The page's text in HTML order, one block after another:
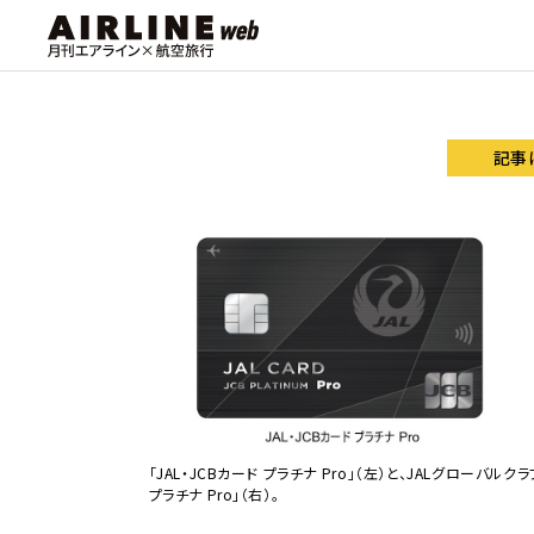
記事
「JAL・JCBカード プラチナ Pro」（左）と、JALグローバル
プラチナ Pro」（右）。